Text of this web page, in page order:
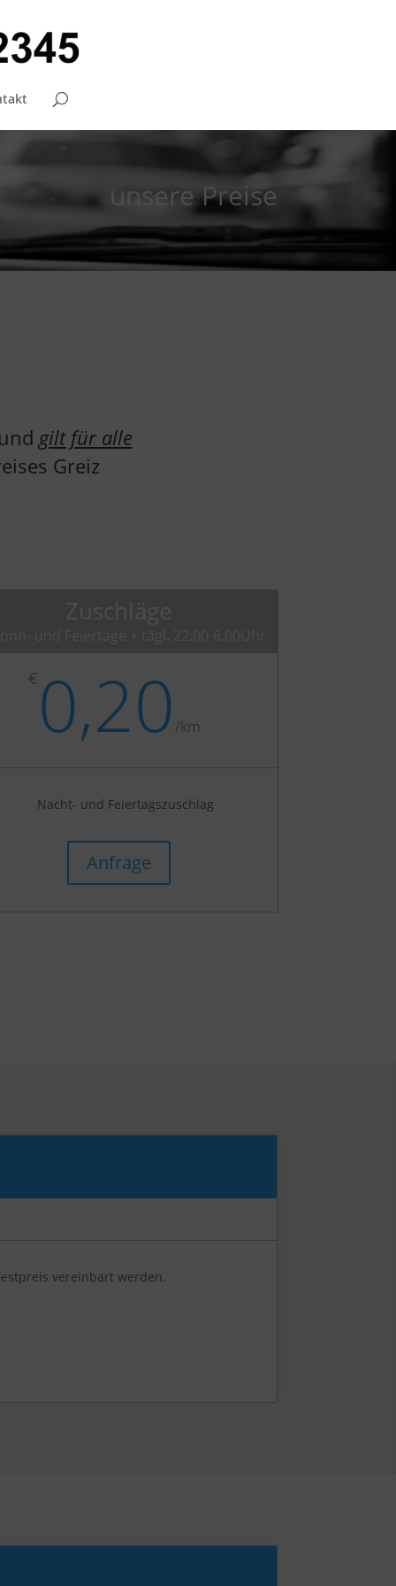
unsere Preise
gilt für alle
Greiz
€ 0,20 /km
Nacht- und Feiertagszuschlag
Anfrage
vereinbart werden.